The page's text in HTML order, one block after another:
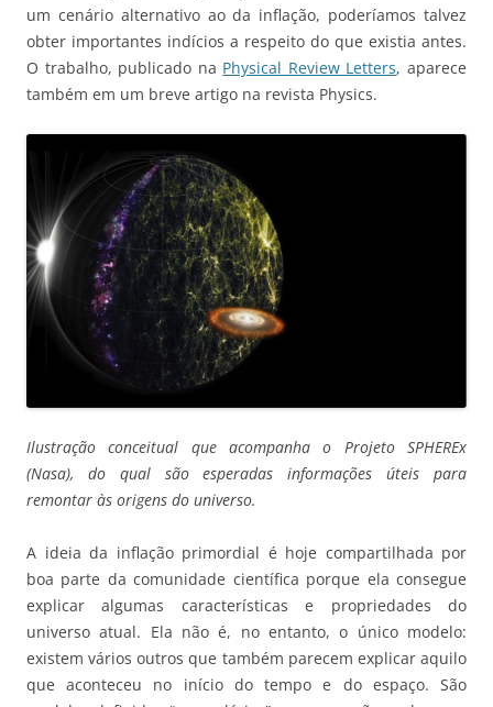
um cenário alternativo ao da inflação, poderíamos talvez
obter importantes indícios a respeito do que existia antes.
O trabalho, publicado na Physical Review Letters, aparece
também em um breve artigo na revista Physics.
Ilustração conceitual que acompanha o Projeto SPHEREx
(Nasa), do qual são esperadas informações úteis para
remontar às origens do universo.
A ideia da inflação primordial é hoje compartilhada por
boa parte da comunidade científica porque ela consegue
explicar algumas características e propriedades do
universo atual. Ela não é, no entanto, o único modelo:
existem vários outros que também parecem explicar aquilo
que aconteceu no início do tempo e do espaço. São